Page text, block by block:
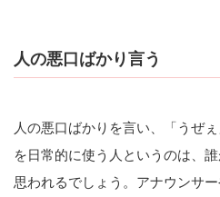
人の悪口ばかり言う
人の悪口ばかりを言い、「うぜ
を日常的に使う人というのは、
思われるでしょう。アナウンサ